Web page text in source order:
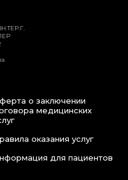
о заключении
медицинских
оказания услуг
для пациентов